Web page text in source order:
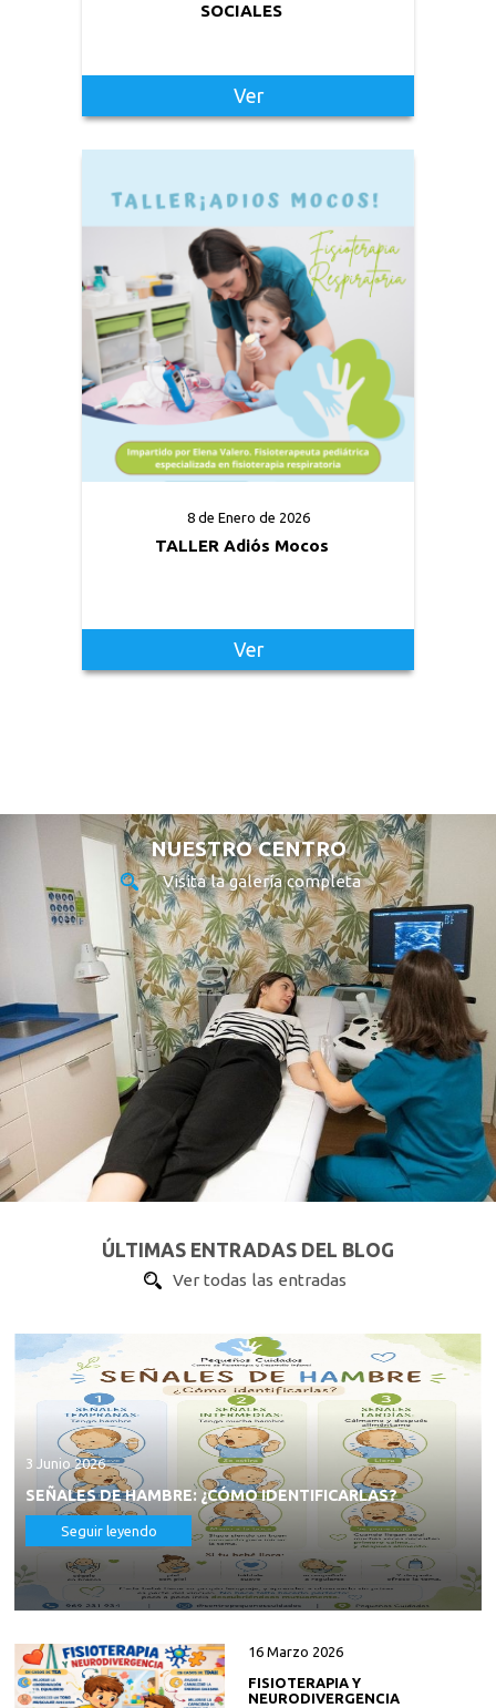
SOCIALES
Ver
8 de Enero de 2026
TALLER Adiós Mocos
Ver
NUESTRO CENTRO
Visita la galería completa
ÚLTIMAS ENTRADAS DEL BLOG
Ver todas las entradas
3 Junio 2026
SEÑALES DE HAMBRE: ¿CÓMO IDENTIFICARLAS?
Seguir leyendo
16 Marzo 2026
FISIOTERAPIA Y
NEURODIVERGENCIA